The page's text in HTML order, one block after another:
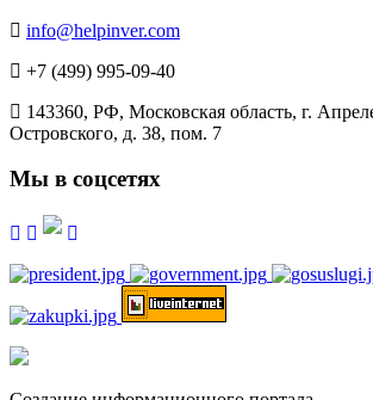
info@helpinver.com
+7 (499) 995-09-40
143360, РФ, Московская область, г.
Островского, д. 38, пом. 7
Мы в соцсетях